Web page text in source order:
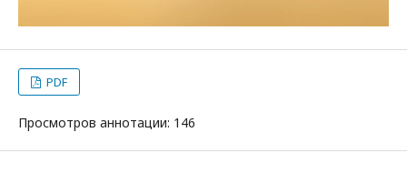
PDF
Просмотров аннотации: 146